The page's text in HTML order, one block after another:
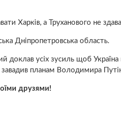
Харків, а Труханового не
Дніпропетровська область.
усіх зусиль щоб Україна
планам Володимира
друзями!